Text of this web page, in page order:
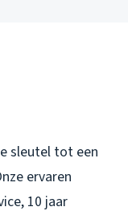
sleutel tot een
ervaren
10 jaar